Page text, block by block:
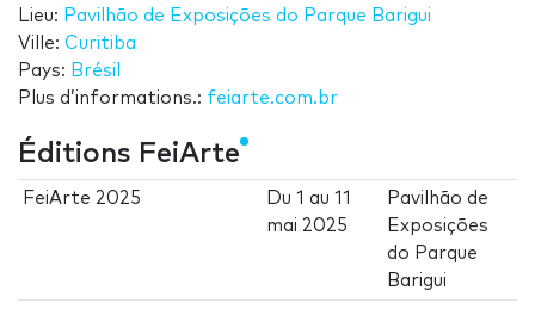
Lieu: Pavilhão de Exposições do Parque Barigui
Ville: Curitiba
Pays: Brésil
Plus d’informations.: feiarte.com.br
Éditions FeiArte
FeiArte 2025 Du1 au11
mai 2025
Pavilhão de
Exposições
do Parque
Barigui